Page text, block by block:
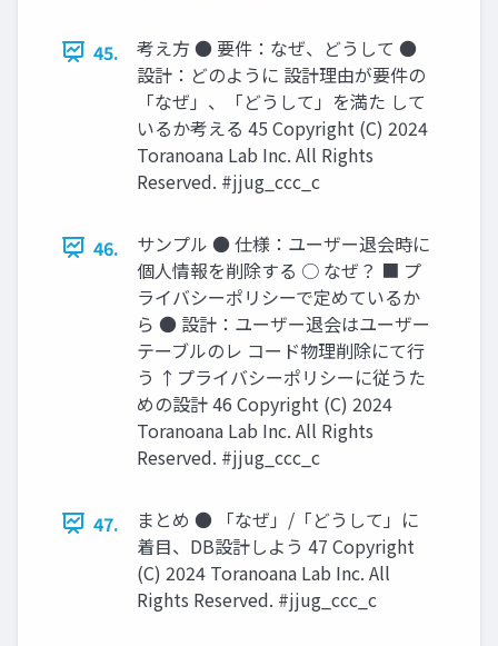
45.
考え方 ● 要件：なぜ、どうして ●
設計：どのように 設計理由が要件の
「なぜ」、「どうして」を満た して
いるか考える 45 Copyright (C) 2024
Toranoana Lab Inc. All Rights
Reserved. #jjug_ccc_c
46.
サンプル ● 仕様：ユーザー退会時に
個人情報を削除する ○ なぜ？ ■ プ
ライバシーポリシーで定めているか
ら ● 設計：ユーザー退会はユーザー
テーブルのレ コード物理削除にて行
う ↑プライバシーポリシーに従うた
めの設計 46 Copyright (C) 2024
Toranoana Lab Inc. All Rights
Reserved. #jjug_ccc_c
47.
まとめ ● 「なぜ」/「どうして」に
着目、DB設計しよう 47 Copyright
(C) 2024 Toranoana Lab Inc. All
Rights Reserved. #jjug_ccc_c